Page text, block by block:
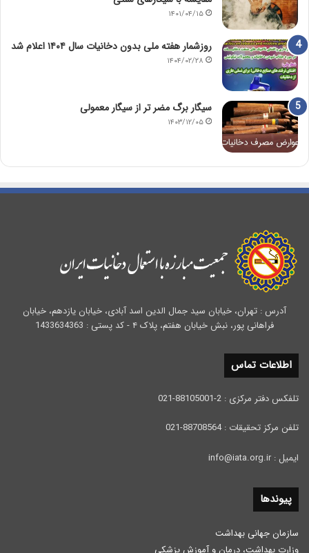
۱۴۰۱/۰۴/۱۵
روزشمار هفته ملی بدون دخانیات سال ۱۴۰۴ اعلام شد
۱۴۰۴/۰۲/۲۸
سیگار برگ مضر تر از سیگار معمولی
۱۴۰۳/۱۲/۰۵
آدرس : تهران، خیابان سید جمال الدین اسد آبادی، خیابان یازدهم، خیابان
فراهانی پور، نبش خیابان هفتم، پلاک ۴ - کد پستی : 1433634363
اطلاعات تماس
تلفکس دفتر مرکزی : 2-88105001-021
تلفن مرکز تحقیقات : 88708564-021
ایمیل : info@iata.org.ir
پیوندها
سازمان جهانی بهداشت
وزارت بهداشت، درمان و آموزش پزشكی